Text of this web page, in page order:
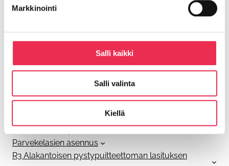
Markkinointi
Salli kaikki
Salli valinta
Kiellä
Balco Group AB:ta
Riikku asennusohjeet
Parvekkeen tolpattoman kaiteen asennus
Parvekelasien asennus
R3 Alakantoisen pystypuitteettoman lasituksen